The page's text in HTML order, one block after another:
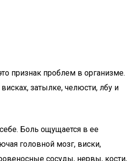
признак проблем в организме.
затылке, челюсти, лбу и
Боль ощущается в ее
головной мозг, виски,
сосуды, нервы, кости,